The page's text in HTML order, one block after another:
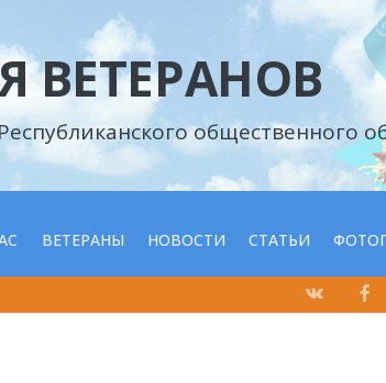
ВЕТЕРАНОВ
общественного
ВЕТЕРАНЫ НОВОСТИ СТАТЬИ